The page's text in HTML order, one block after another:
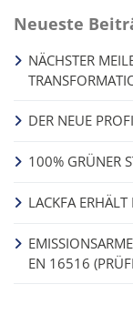
Neueste
NÄCHSTER
DER NEUE
100% GRÜNER
LACKFA
EN 16516